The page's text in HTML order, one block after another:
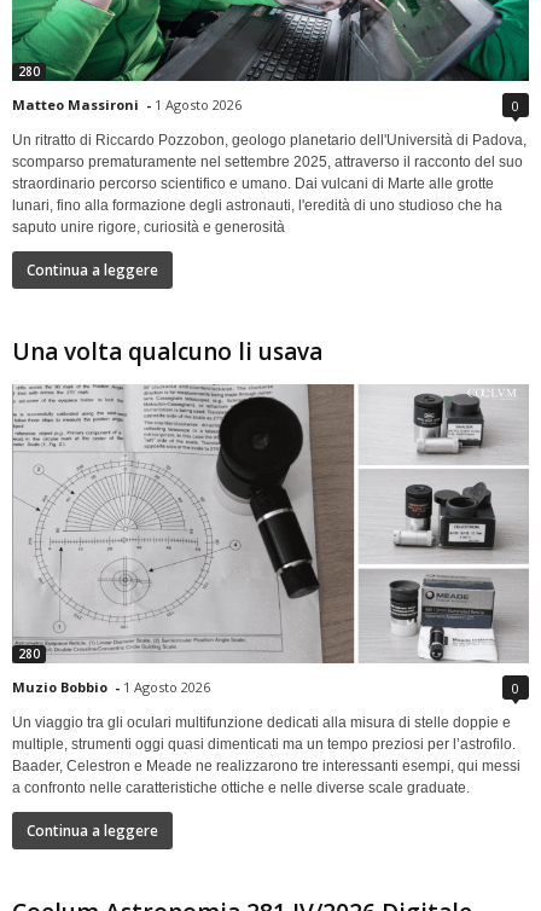
280
Matteo Massironi - 1 Agosto 2026 0
Un ritratto di Riccardo Pozzobon, geologo planetario dell'Università di Padova,
scomparso prematuramente nel settembre 2025, attraverso il racconto del suo
straordinario percorso scientifico e umano. Dai vulcani di Marte alle grotte
lunari, fino alla formazione degli astronauti, l'eredità di uno studioso che ha
saputo unire rigore, curiosità e generosità
Continua a leggere
Una volta qualcuno li usava
280
Muzio Bobbio - 1 Agosto 2026 0
Un viaggio tra gli oculari multifunzione dedicati alla misura di stelle doppie e
multiple, strumenti oggi quasi dimenticati ma un tempo preziosi per l’astrofilo.
Baader, Celestron e Meade ne realizzarono tre interessanti esempi, qui messi
a confronto nelle caratteristiche ottiche e nelle diverse scale graduate.
Continua a leggere